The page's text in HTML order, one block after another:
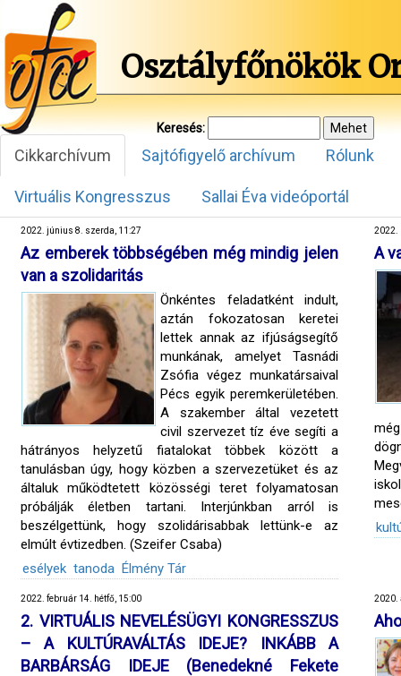
Osztályfőnökök
Keresés:
Cikkarchívum Sajtófigyelő archívum Rólunk
Virtuális Kongresszus Sallai Éva videóportál
2022. június 8. szerda, 11:27
Az emberek többségében még mindig jelen
van a szolidaritás
Önkéntes feladatként indult,
aztán fokozatosan keretei
lettek annak az ifjúságsegítő
munkának, amelyet Tasnádi
Zsófia végez munkatársaival
Pécs egyik peremkerületében.
A szakember által vezetett
civil szervezet tíz éve segíti a
hátrányos helyzetű fiatalokat többek között a
tanulásban úgy, hogy közben a szervezetüket és az
általuk működtetett közösségi teret folyamatosan
próbálják életben tartani. Interjúnkban arról is
beszélgettünk, hogy szolidárisabbak lettünk-e az
elmúlt évtizedben. (Szeifer Csaba)
esélyek tanoda Élmény Tár
2022.
A
2022. február 14. hétfő, 15:00
2. VIRTUÁLIS NEVELÉSÜGYI KONGRESSZUS
– A KULTÚRAVÁLTÁS IDEJE? INKÁBB A
BARBÁRSÁG IDEJE (Benedekné Fekete
2020.